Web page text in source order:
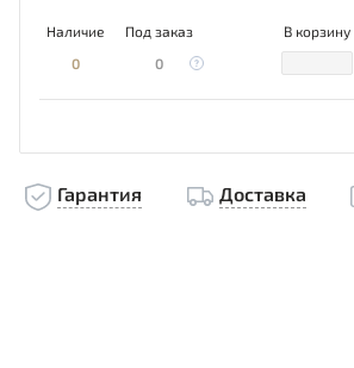
Наличие Под заказ
В корзину
0
0
Гарантия Доставка